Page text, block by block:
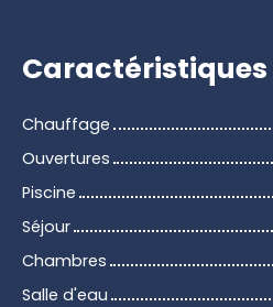
Caractéristiques
Chauffage
Ouvertures
Piscine
Séjour
Chambres
Salle d'eau